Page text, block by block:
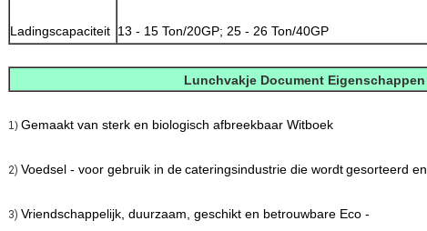
Ladingscapaciteit 13 - 15 Ton/20GP; 25 - 26 Ton/40GP
Lunchvakje Document Eigenschappen
1) Gemaakt van sterk en biologisch afbreekbaar Witboek
2) Voedsel - voor gebruik in decateringsindustrie die wordtgesorteerd en
3) Vriendschappelijk, duurzaam, geschikt en betrouwbare Eco -